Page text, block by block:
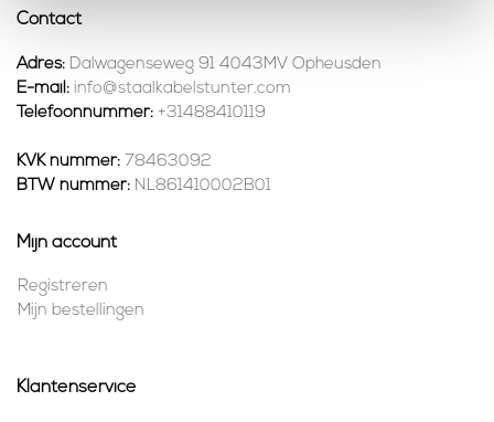
Contact
Adres: Dalwagenseweg 91 4043MV Opheusden
E-mail: info@staalkabelstunter.com
Telefoonnummer: +31488410119
KVK nummer: 78463092
BTW nummer: NL861410002B01
Mijn account
Registreren
Mijn bestellingen
Klantenservice